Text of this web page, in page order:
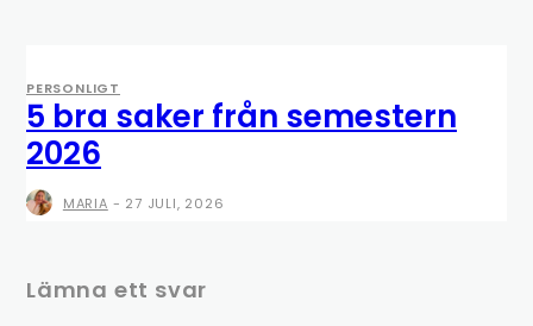
PERSONLIGT
5 bra saker från semestern
2026
MARIA - 27 JULI, 2026
Lämna ett svar